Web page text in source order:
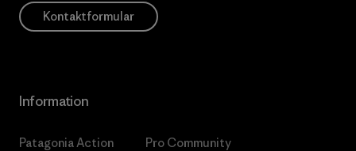
Kontaktformular
Information
Patagonia Action
Pro Community